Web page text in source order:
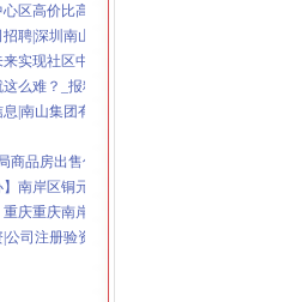
聘|深圳南山更新招聘深圳办公司信息】-北京
来实现社区中服务全覆盖_深圳南山网-爱
么难？_报料_民声汇_奥一报料_南都报系综合
|南山集团有限公司招聘信息-齐鲁人才网
商品房出售信息,重庆铜元局二手房交易网,
南岸区铜元局街道办电话,南岸区铜元局街道
重庆重庆南岸区铜元局社区卫生服务中心可以
司注册验资|注册公司验资】-重庆赶集网
十三陵游人如织_搜狐旅游_搜狐网